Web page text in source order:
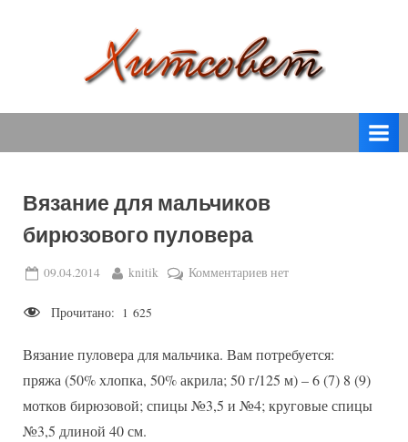
т
о
в
е
спицами,
крючком,
вязаные
модели
с
описанием
Вязание для мальчиков
бирюзового пуловера
Posted
09.04.2014 By
knitik Комментариевк
мальчиков
бирюзового
нет
Прочитано: 1 625
Вязание пуловера для мальчика. Вам потребуется:
пряжа (50% хлопка, 50% акрила; 50 г/125 м) – 6 (7) 8 (9)
мотков бирюзовой; спицы №3,5 и №4; круговые спицы
№3,5 длиной 40 см.